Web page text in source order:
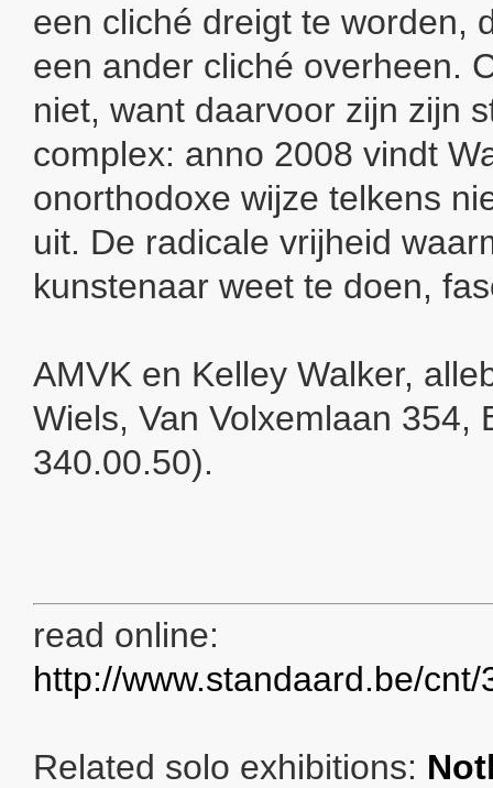
een cliché dreigt te worden,
een ander cliché overheen.
niet, want daarvoor zijn zijn
complex: anno 2008 vindt
onorthodoxe wijze telkens
uit. De radicale vrijheid
kunstenaar weet te doen,
AMVK en Kelley Walker,
Wiels, Van Volxemlaan 354,
340.00.50).
read online:
http://www.standaard.be/cnt/
Related solo exhibitions: